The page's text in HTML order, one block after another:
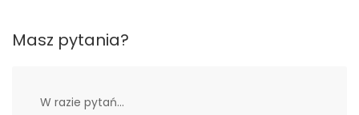
Masz pytania?
W razie pytań...